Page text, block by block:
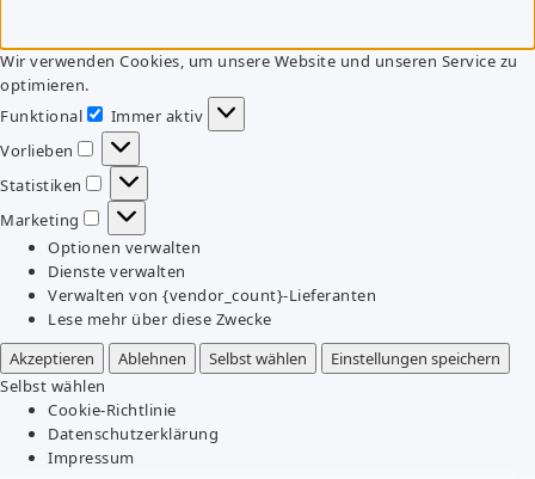
Wir verwenden Cookies, um unsere Website und unseren Service zu
optimieren.
Funktional
Funktional
Immer aktiv
Vorlieben
Vorlieben
Statistiken
Statistiken
Marketing
Marketing
Optionen verwalten
Dienste verwalten
Verwalten von {vendor_count}-Lieferanten
Lese mehr über diese Zwecke
Akzeptieren
Ablehnen Selbst wählen
Einstellungen speichern
Selbst wählen
Cookie-Richtlinie
Datenschutzerklärung
Impressum